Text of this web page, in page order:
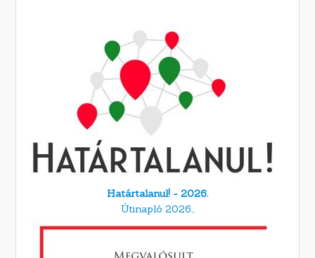
Határtalanul! - 2026.
Útinapló 2026.,